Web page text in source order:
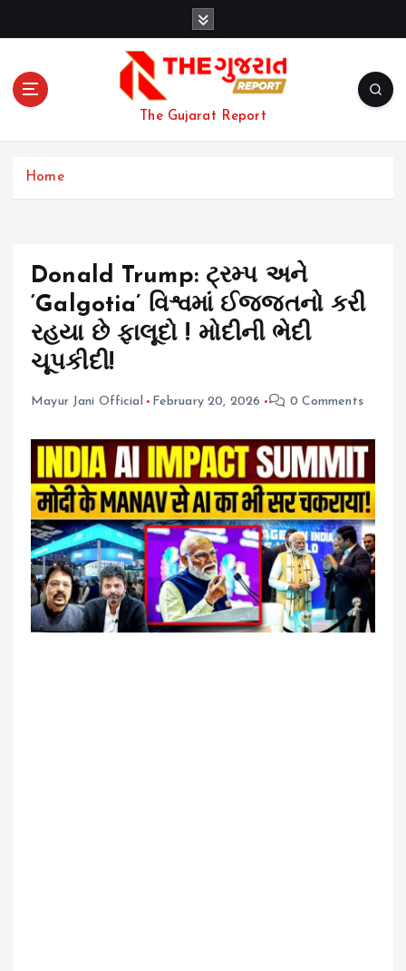
The Gujarat Report
Home
Donald Trump: ટ્રમ્પ અને
‘Galgotia’ વિશ્વમાં ઈજ્જતનો કરી
રહયા છે ફાલૂદો ! મોદીની ભેદી
ચૂપકીદી!
Mayur Jani Official February 20, 2026 0 Comments